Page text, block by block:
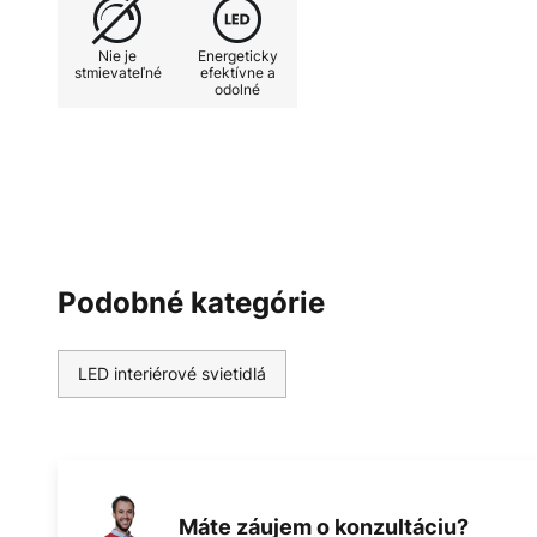
harmonické osvetlenie stola, sa
šikovne realizovať svoju filozofiu
produktov na každodenné použitie.
Nie je
stmievateľné
Energeticky
efektívne a
odolné
Podobné kategórie
LED interiérové svietidlá
Máte záujem o konzultáciu?